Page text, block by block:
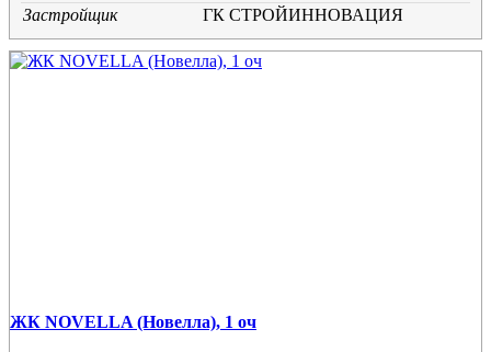
Застройщик
ГК СТРОЙИННОВАЦИЯ
ЖК NOVELLA (Новелла), 1 оч